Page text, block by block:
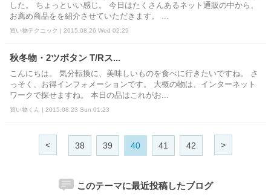
した。 ちょっといい感じ。 今日はたくさんあるネット通販の中から、
お薦め商品をを紹介させていただきます。 ...
買い物テクニック | 2015.08.26 Wed 02:29
秋冬物・2ツボタン T/Rス...
こんにちは。 気分転換に、美味しいものを食べに行きたいですね。 さ
っそく、お得インフォメーションです。 大概の物は、インターネット
ワークで探せますね。 本日の品はこれがお...
買い物くん | 2015.08.23 Sun 01:23
< 38 39 40 41 42 >
このテーマに最近投稿したブログ